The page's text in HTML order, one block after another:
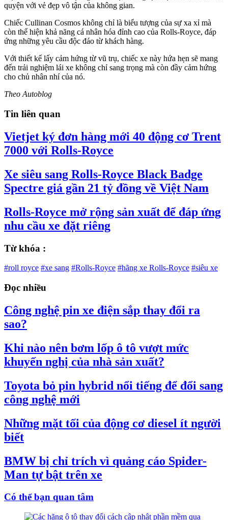
quyện với vẻ đẹp vô tận của không gian.
Chiếc Cullinan Cosmos không chỉ là biểu tượng của sự xa xỉ mà
còn thể hiện khả năng cá nhân hóa đỉnh cao của Rolls-Royce, đáp
ứng những yêu cầu độc đáo từ khách hàng.
Với thiết kế lấy cảm hứng từ vũ trụ, chiếc xe này hứa hẹn sẽ mang
đến trải nghiệm lái xe không chỉ sang trọng mà còn đầy cảm hứng
cho chủ nhân nhí của nó.
Theo Autoblog
Tin liên quan
Vietjet ký đơn hàng mới 40 động cơ Trent
7000 với Rolls-Royce
Xe siêu sang Rolls-Royce Black Badge
Spectre giá gần 21 tỷ đồng về Việt Nam
Rolls-Royce mở rộng sản xuất để đáp ứng
nhu cầu xe đặt riêng
Từ khóa :
#roll royce #xe sang #Rolls-Royce #hãng xe Rolls-Royce #siêu xe
Đọc nhiều
Công nghệ pin xe điện sắp thay đổi ra
sao?
Khi nào nên bơm lốp ô tô vượt mức
khuyến nghị của nhà sản xuất?
Toyota bỏ pin hybrid nổi tiếng để đổi sang
công nghệ mới
Những mặt tối của động cơ diesel ít người
biết
BMW bị chỉ trích vì quảng cáo Spider-
Man tự bật trên xe
Có thể bạn quan tâm